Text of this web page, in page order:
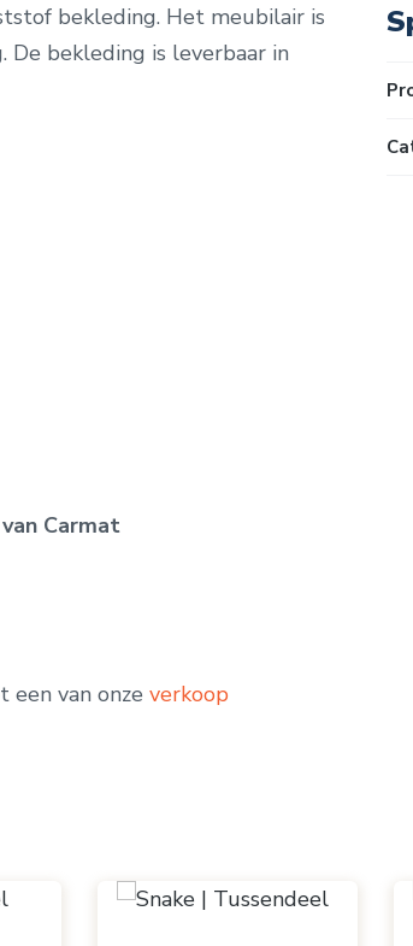
bekleding. Het meubilair is
De bekleding is leverbaar in
Carmat
een van onze verkoop